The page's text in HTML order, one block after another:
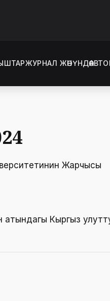
ЖУРНАЛ ЖӨНҮНДӨ
Жарчысы
атындагы Кыргыз